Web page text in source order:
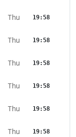
Thu 19:58
Thu 19:58
Thu 19:58
Thu 19:58
Thu 19:58
Thu 19:58